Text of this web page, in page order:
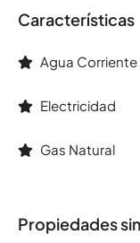
Características
Agua Corriente
Electricidad
Gas Natural
Propiedades